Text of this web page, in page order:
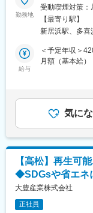
■当社の魅力：
・年商は120億
・平成23年8月
■事業の概要：
※取引先例：
客鉄道、住友
変更の範囲：会
■業務概要：
本ポジション
た営業を行う
業全体の推進に
＜具体的には…＞
・大手メーカー
術教育や組織
■業務詳細：
◇取扱い商材：
◇顧客：各種大
◇担当顧客数：
ー・商材開拓
勤務地
受動喫煙対策：
【最寄り駅】
新居浜駅、多喜
給与
＜予定年収＞
月額（基本給
予定年収は経
ます。■昇給：
（平均4.18ヶ月
を通じて上下す
た表記です。
気に
【高松】再生可
◆SDGsや省エネ
大豊産業株式会社
正社員